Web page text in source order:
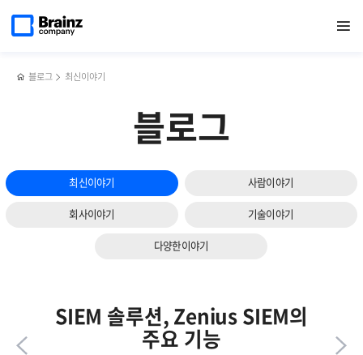
열기
페이지로
블로그 최신이야기
블로그
최신이야기 사람이야기
회사이야기 기술이야기
다양한이야기
6가지
SIEM 솔루션, Zenius SIEM의
주요 기능
필수
4가지
다음
슬라이드